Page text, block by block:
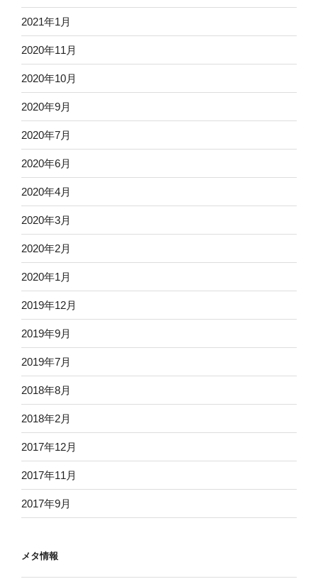
2021年1月
2020年11月
2020年10月
2020年9月
2020年7月
2020年6月
2020年4月
2020年3月
2020年2月
2020年1月
2019年12月
2019年9月
2019年7月
2018年8月
2018年2月
2017年12月
2017年11月
2017年9月
メタ情報